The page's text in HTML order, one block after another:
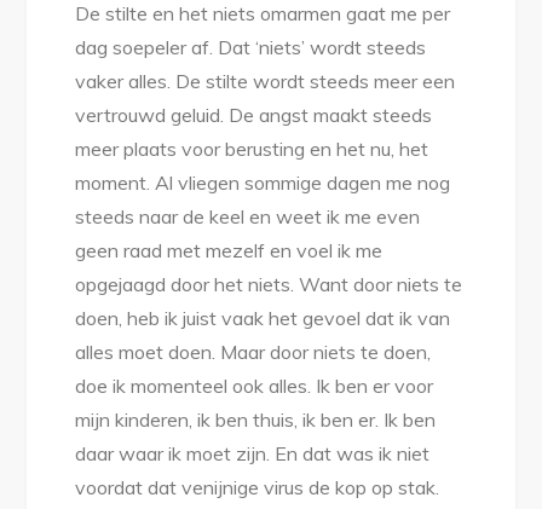
De stilte en het niets omarmen gaat me per
dag soepeler af. Dat ‘niets’ wordt steeds
vaker alles. De stilte wordt steeds meer een
vertrouwd geluid. De angst maakt steeds
meer plaats voor berusting en het nu, het
moment. Al vliegen sommige dagen me nog
steeds naar de keel en weet ik me even
geen raad met mezelf en voel ik me
opgejaagd door het niets. Want door niets te
doen, heb ik juist vaak het gevoel dat ik van
alles moet doen. Maar door niets te doen,
doe ik momenteel ook alles. Ik ben er voor
mijn kinderen, ik ben thuis, ik ben er. Ik ben
daar waar ik moet zijn. En dat was ik niet
voordat dat venijnige virus de kop op stak.